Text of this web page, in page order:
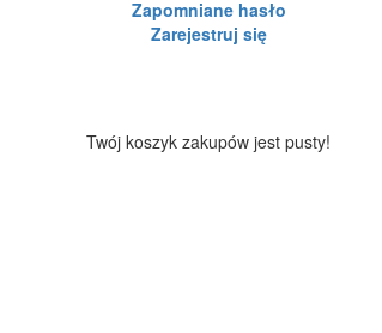
Zapomniane hasło
Zarejestruj się
Twój koszyk zakupów jest pusty!